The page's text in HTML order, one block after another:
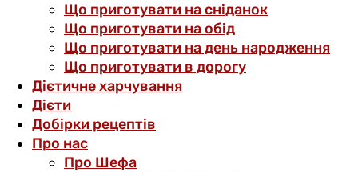
Що приготувати на сніданок
Що приготувати на обід
Що приготувати на день народження
Що приготувати в дорогу
Дієтичне харчування
Дієти
Добірки рецептів
Про нас
Про Шефа